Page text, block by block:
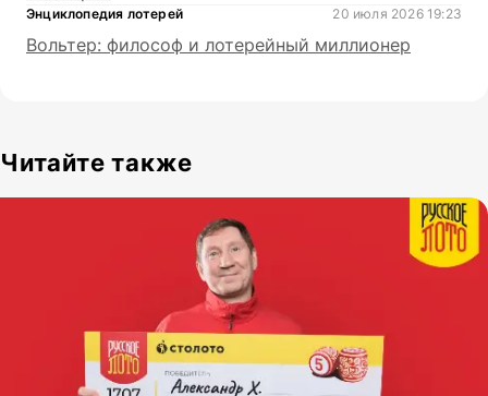
Энциклопедия лотерей 20 июля 2026 19:23
Вольтер: философ и лотерейный миллионер
Читайте также